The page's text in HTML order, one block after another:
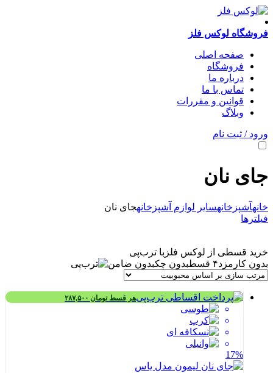
فروشگاه لوکس فلز
صفحه اصلی
فروشگاه
درباره ما
تماس با ما
قوانین و مقررات
وبلاگ
ورود / ثبت نام
جای نان
خانهآشپزخانهسایر لوازم آشپزخانهجای نان
فیلترها
خرید قسطی از لوکس فلز با ترب‌پی
بدون کارمزد۴ قسط بدون چکبدون ضامن
هر قسطتومان
17%